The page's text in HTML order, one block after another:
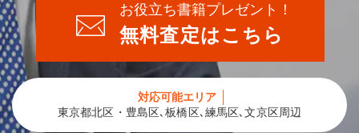
お役立ち書籍プレゼント！
無料査定はこちら
対応可能エリア
東京都北区・豊島区､板橋区､練馬区､文京区周辺